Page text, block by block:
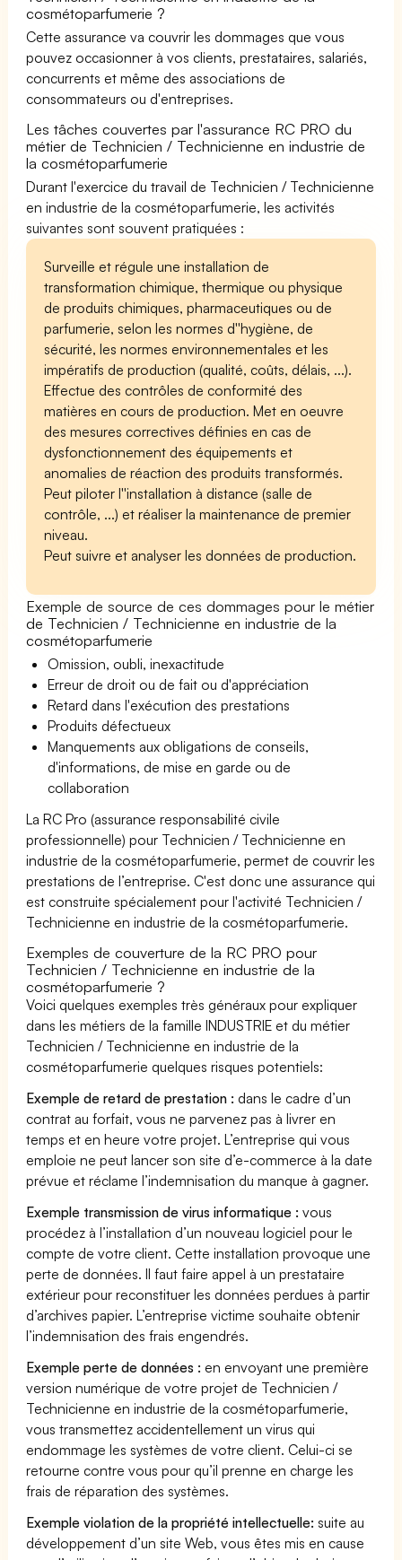
cosmétoparfumerie ?
Cette assurance va couvrir les dommages que vous
pouvez occasionner à vos clients, prestataires, salariés,
concurrents et même des associations de
consommateurs ou d'entreprises.
Les tâches couvertes par l'assurance RC PRO du
métier de Technicien / Technicienne en industrie de
la cosmétoparfumerie
Durant l'exercice du travail de Technicien / Technicienne
en industrie de la cosmétoparfumerie, les activités
suivantes sont souvent pratiquées :
Surveille et régule une installation de
transformation chimique, thermique ou physique
de produits chimiques, pharmaceutiques ou de
parfumerie, selon les normes d''hygiène, de
sécurité, les normes environnementales et les
impératifs de production (qualité, coûts, délais, ...).
Effectue des contrôles de conformité des
matières en cours de production. Met en oeuvre
des mesures correctives définies en cas de
dysfonctionnement des équipements et
anomalies de réaction des produits transformés.
Peut piloter l''installation à distance (salle de
contrôle, ...) et réaliser la maintenance de premier
niveau.
Peut suivre et analyser les données de production.
Exemple de source de ces dommages pour le métier
de Technicien / Technicienne en industrie de la
cosmétoparfumerie
Omission, oubli, inexactitude
Erreur de droit ou de fait ou d'appréciation
Retard dans l'exécution des prestations
Produits défectueux
Manquements aux obligations de conseils,
d'informations, de mise en garde ou de
collaboration
La RC Pro (assurance responsabilité civile
professionnelle) pour Technicien / Technicienne en
industrie de la cosmétoparfumerie, permet de couvrir les
prestations de l’entreprise. C'est donc une assurance qui
est construite spécialement pour l'activité Technicien /
Technicienne en industrie de la cosmétoparfumerie.
Exemples de couverture de la RC PRO pour
Technicien / Technicienne en industrie de la
cosmétoparfumerie ?
Voici quelques exemples très généraux pour expliquer
dans les métiers de la famille INDUSTRIE et du métier
Technicien / Technicienne en industrie de la
cosmétoparfumerie quelques risques potentiels:
Exemple de retard de prestation : dans le cadre d’un
contrat au forfait, vous ne parvenez pas à livrer en
temps et en heure votre projet. L’entreprise qui vous
emploie ne peut lancer son site d’e-commerce à la date
prévue et réclame l’indemnisation du manque à gagner.
Exemple transmission de virus informatique : vous
procédez à l’installation d’un nouveau logiciel pour le
compte de votre client. Cette installation provoque une
perte de données. Il faut faire appel à un prestataire
extérieur pour reconstituer les données perdues à partir
d’archives papier. L’entreprise victime souhaite obtenir
l’indemnisation des frais engendrés.
Exemple perte de données : en envoyant une première
version numérique de votre projet de Technicien /
Technicienne en industrie de la cosmétoparfumerie,
vous transmettez accidentellement un virus qui
endommage les systèmes de votre client. Celui-ci se
retourne contre vous pour qu’il prenne en charge les
frais de réparation des systèmes.
Exemple violation de la propriété intellectuelle: suite au
développement d’un site Web, vous êtes mis en cause